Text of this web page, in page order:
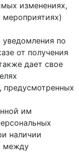
изменениях,
по
от получения
дает свое
предусмотренных
им
наличии
между